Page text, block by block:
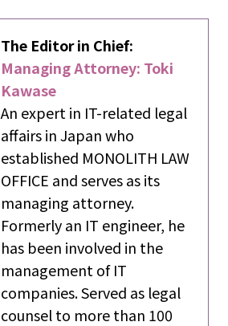
The Editor in Chief:
Managing Attorney: Toki
Kawase
An expert in IT-related legal
affairs in Japan who
established MONOLITH LAW
OFFICE and serves as its
managing attorney.
Formerly an IT engineer, he
has been involved in the
management of IT
companies. Served as legal
counsel to more than 100